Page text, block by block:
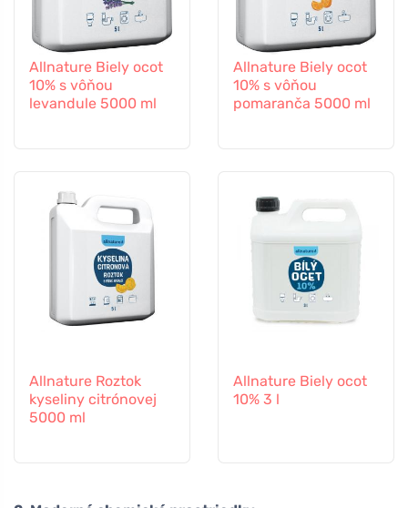
Allnature Biely ocot
10% s vôňou
levandule 5000 ml
Allnature Biely ocot
10% s vôňou
pomaranča 5000 ml
Allnature Roztok
kyseliny citrónovej
5000 ml
Allnature Biely ocot
10% 3 l